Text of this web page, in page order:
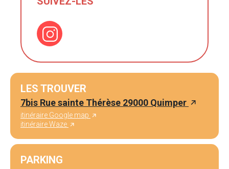
LES TROUVER
7bis Rue sainte Thérèse 29000 Quimper
itinéraire Google map
itinéraire Waze
PARKING